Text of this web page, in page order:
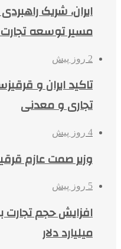
ایران، شریک
مسیر توسعه
2 روز پیش
تاکید ایران و
تجاری و معدنی
4 روز پیش
وزیر صمت عازم
5 روز پیش
میلیارد دلار